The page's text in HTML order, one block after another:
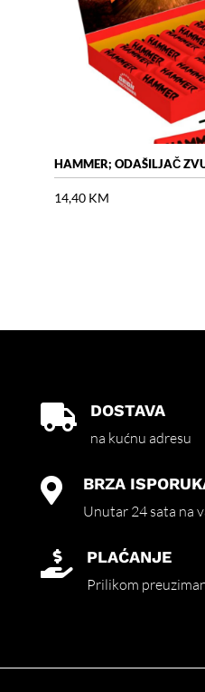
HAMMER; ODAŠILJAČ
14,40 KM
 DOSTAVA
na kućnu adresu
 BRZA
Unutar 24 sata na
 PLAĆANJE
Prilikom